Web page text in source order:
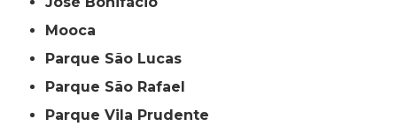
Mooca
Parque São Lucas
Parque São Rafael
Parque Vila Prudente